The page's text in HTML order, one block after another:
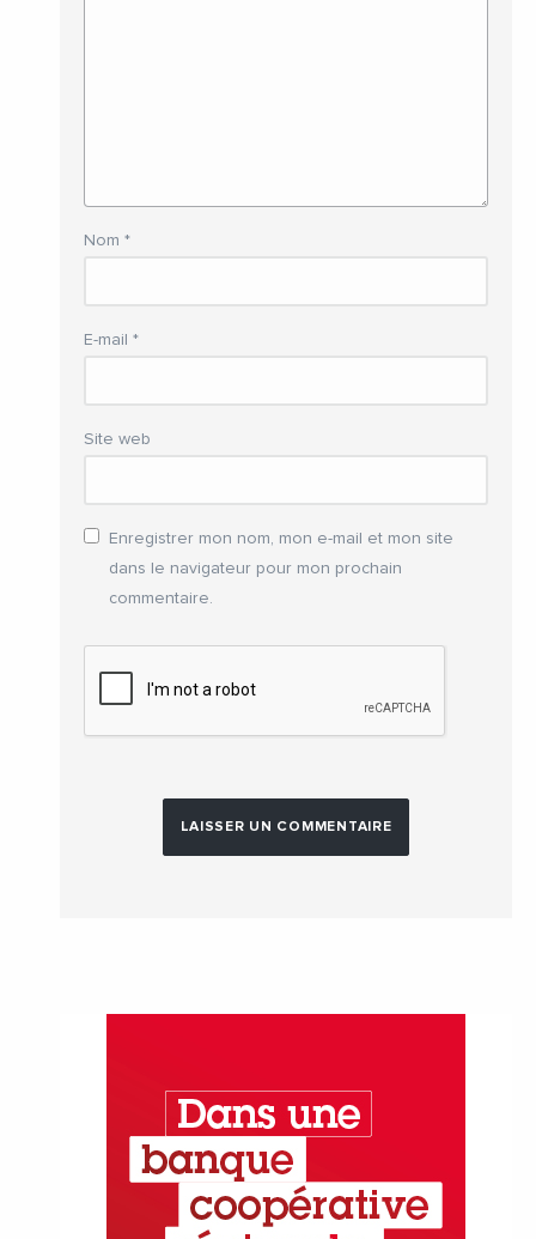
Nom *
E-mail *
Site web
Enregistrer mon nom, mon e-mail et mon site
dans le navigateur pour mon prochain
commentaire.